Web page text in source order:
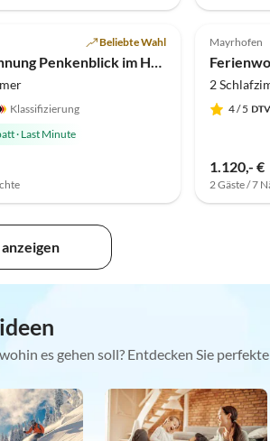
Beliebte Wahl
Ferienwohnung Penkenblick im Haus Tasser
Klassifizierung
· Last Minute
5.0
Mayrhofen
2
4/ 5
1.120,- €
2 Gäste / 7
es gehen soll? Entdecken Sie